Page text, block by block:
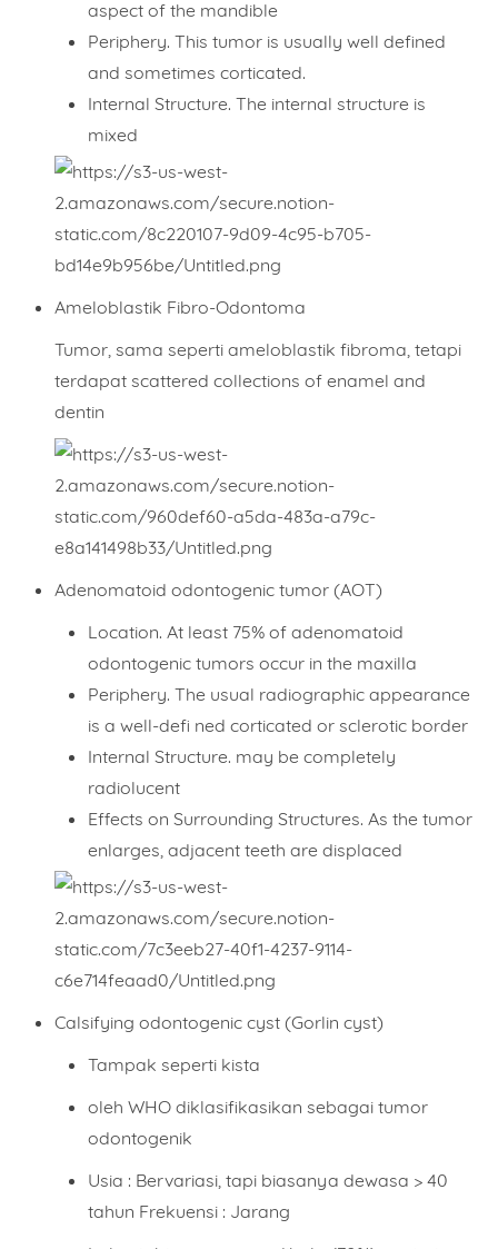
aspect of the mandible
Periphery. This tumor is usually well defined
and sometimes corticated.
Internal Structure. The internal structure is
mixed
Ameloblastik Fibro-Odontoma
Tumor, sama seperti ameloblastik fibroma, tetapi
terdapat scattered collections of enamel and
dentin
Adenomatoid odontogenic tumor (AOT)
Location. At least 75% of adenomatoid
odontogenic tumors occur in the maxilla
Periphery. The usual radiographic appearance
is a well-defi ned corticated or sclerotic border
Internal Structure. may be completely
radiolucent
Effects on Surrounding Structures. As the tumor
enlarges, adjacent teeth are displaced
Calsifying odontogenic cyst (Gorlin cyst)
Tampak seperti kista
oleh WHO diklasifikasikan sebagai tumor
odontogenik
Usia : Bervariasi, tapi biasanya dewasa > 40
tahun Frekuensi : Jarang
Date
Comment
This order requires the WhatsApp application.
ORDER NOW